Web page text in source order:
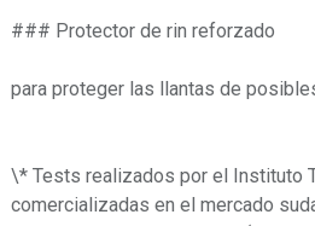
### Protector de rin reforzado
para proteger las llantas de
\* Tests realizados por el Instituto
comercializadas en el mercado